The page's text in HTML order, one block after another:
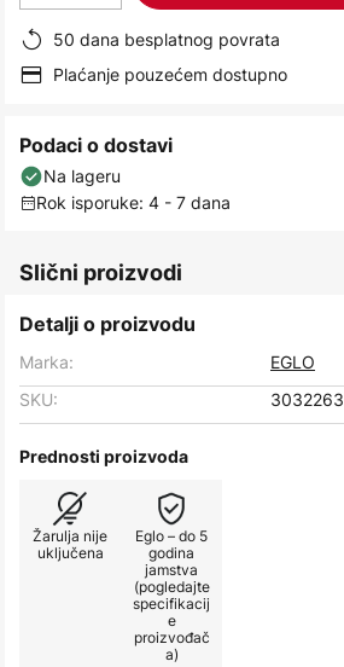
50 dana besplatnog povrata
Plaćanje pouzećem dostupno
Podaci o dostavi
Na lageru
Rok isporuke: 4 - 7 dana
Slični proizvodi
Detalji o proizvodu
Marka:
EGLO
SKU:
3032263
Prednosti proizvoda
Žarulja nije
uključena
Eglo – do 5
godina
jamstva
(pogledajte
specifikacij
e
proizvođač
a)